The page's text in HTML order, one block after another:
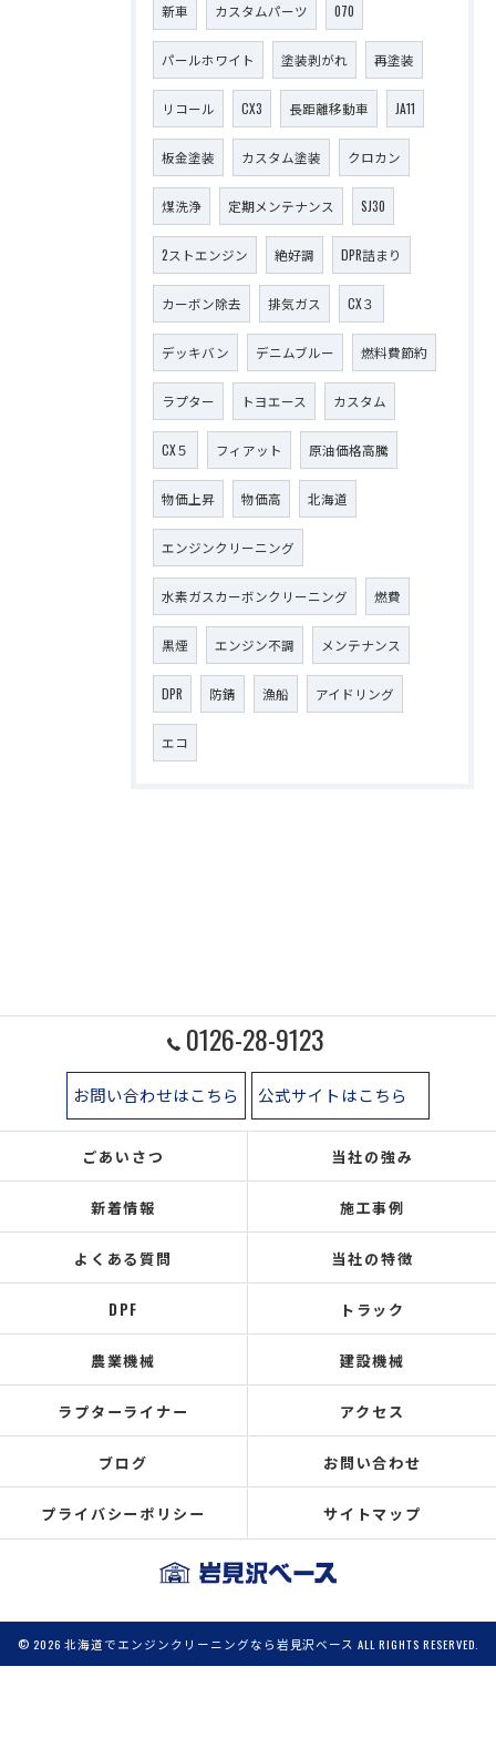
新車 カスタムパーツ 070
パールホワイト 塗装剥がれ 再塗装
リコール CX3 長距離移動車 JA11
板金塗装 カスタム塗装 クロカン
煤洗浄 定期メンテナンス SJ30
2ストエンジン 絶好調 DPR詰まり
カーボン除去 排気ガス CX３
デッキバン デニムブルー 燃料費節約
ラプター トヨエース カスタム
CX５ フィアット 原油価格高騰
物価上昇 物価高 北海道
エンジンクリーニング
水素ガスカーボンクリーニング 燃費
黒煙 エンジン不調 メンテナンス
DPR 防錆 漁船 アイドリング
エコ
0126-28-9123
お問い合わせはこちら 公式サイトはこちら
ごあいさつ 当社の強み
新着情報 施工事例
よくある質問 当社の特徴
DPF トラック
農業機械 建設機械
ラプターライナー アクセス
ブログ お問い合わせ
プライバシーポリシー サイトマップ
© 2026 北海道でエンジンクリーニングなら岩見沢ベース ALL RIGHTS RESERVED.